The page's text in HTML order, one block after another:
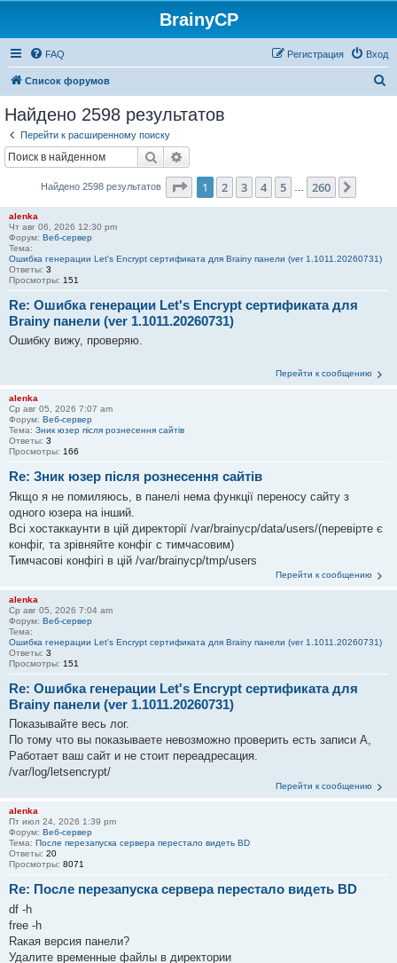
BrainyCP
FAQ Вход
Регистрация
Список форумов
Найдено 2598 результатов
Перейти к расширенному поиску
Поиск
Найдено 2598 результатов Страница из 260
1 2 3 4 5 260
alenka
Чт авг 06, 2026 12:30 pm
Форум: Веб-сервер
Тема:
Ошибка генерации Let's Encrypt сертификата для Brainy панели (ver 1.1011.20260731)
Ответы: 3
Просмотры: 151
Re: Ошибка генерации Let's Encrypt сертификата для
Brainy панели (ver 1.1011.20260731)
Ошибку вижу, проверяю.
Перейти к сообщению
alenka
Ср авг 05, 2026 7:07 am
Форум: Веб-сервер
Тема: Зник юзер після рознесення сайтів
Ответы: 3
Просмотры: 166
Re: Зник юзер після рознесення сайтів
Якщо я не помиляюсь, в панелі нема функції переносу сайту з
одного юзера на інший.
Всі хостаккаунти в цій директорії /var/brainycp/data/users/(перевірте є
конфіг, та зрівняйте конфіг с тимчасовим)
Тимчасові конфігі в цій /var/brainycp/tmp/users
Перейти к сообщению
alenka
Ср авг 05, 2026 7:04 am
Форум: Веб-сервер
Тема:
Ошибка генерации Let's Encrypt сертификата для Brainy панели (ver 1.1011.20260731)
Ответы: 3
Просмотры: 151
Re: Ошибка генерации Let's Encrypt сертификата для
Brainy панели (ver 1.1011.20260731)
Показывайте весь лог.
По тому что вы показываете невозможно проверить есть записи А,
Работает ваш сайт и не стоит переадресация.
/var/log/letsencrypt/
Перейти к сообщению
alenka
Пт июл 24, 2026 1:39 pm
Форум: Веб-сервер
Тема: После перезапуска сервера перестало видеть BD
Ответы: 20
Просмотры: 8071
Re: После перезапуска сервера перестало видеть BD
df -h
free -h
Rакая версия панели?
Удалите временные файлы в директории